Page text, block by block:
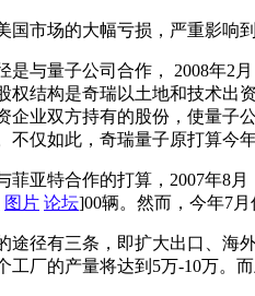
国市场的大幅亏损，严重影响
是与量子公司合作， 2008年2
权结构是奇瑞以土地和技术
企业双方持有的股份，使量子
不仅如此，奇瑞量子原打算今
菲亚特合作的打算，2007年8
图片 论坛]00辆。然而，今年7
途径有三条，即扩大出口、海
工厂的产量将达到5万-10万。